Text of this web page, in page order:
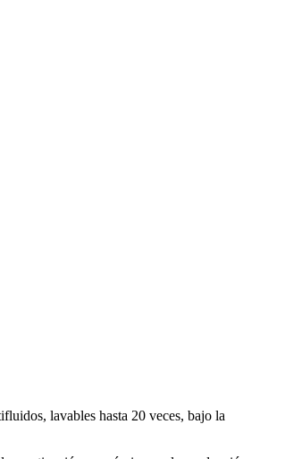
lavables hasta 20 veces, bajo la